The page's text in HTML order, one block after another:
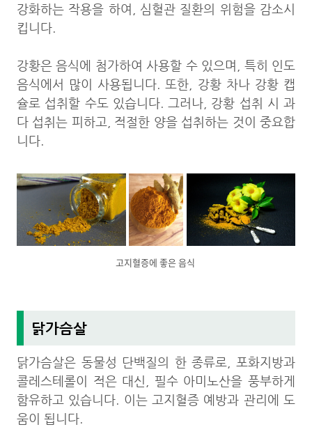
강화하는 작용을 하여, 심혈관 질환의 위험을 감소시
킵니다.
강황은 음식에 첨가하여 사용할 수 있으며, 특히 인도
음식에서 많이 사용됩니다. 또한, 강황 차나 강황 캡
슐로 섭취할 수도 있습니다. 그러나, 강황 섭취 시 과
다 섭취는 피하고, 적절한 양을 섭취하는 것이 중요합
니다.
고지혈증에 좋은 음식
닭가슴살
닭가슴살은 동물성 단백질의 한 종류로, 포화지방과
콜레스테롤이 적은 대신, 필수 아미노산을 풍부하게
함유하고 있습니다. 이는 고지혈증 예방과 관리에 도
움이 됩니다.